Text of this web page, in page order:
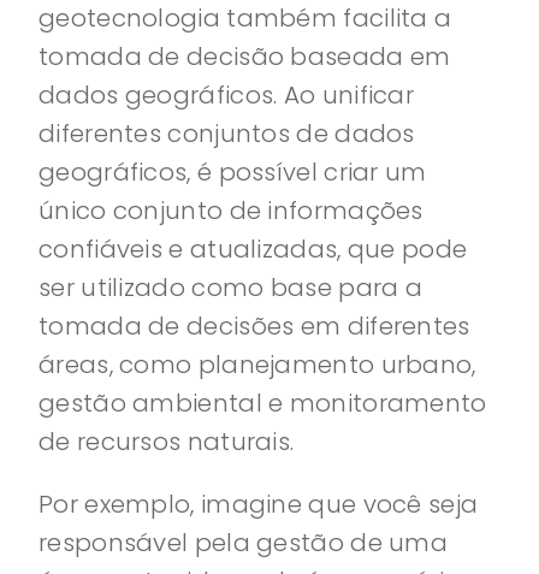
geotecnologia também facilita a
tomada de decisão baseada em
dados geográficos. Ao unificar
diferentes conjuntos de dados
geográficos, é possível criar um
único conjunto de informações
confiáveis e atualizadas, que pode
ser utilizado como base para a
tomada de decisões em diferentes
áreas, como planejamento urbano,
gestão ambiental e monitoramento
de recursos naturais.
Por exemplo, imagine que você seja
responsável pela gestão de uma